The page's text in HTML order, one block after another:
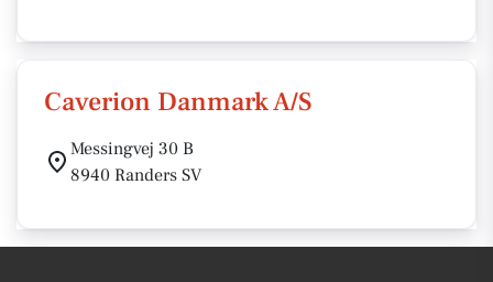
Caverion Danmark A/S
Messingvej 30 B
8940 Randers SV